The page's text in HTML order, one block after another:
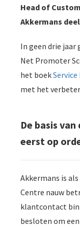
Head of
Akkermans
In geen drie jaar
Net Promoter
het boekService
met het
De basis
eerst op
Akkermans is
Centre nauw
klantcontact
besloten om